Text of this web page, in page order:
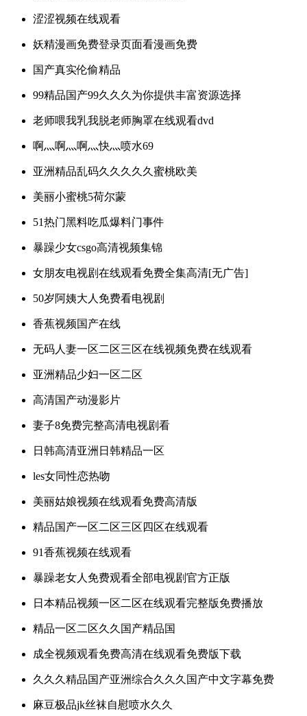
涩涩视频在线观看
妖精漫画免费登录页面看漫画免费
国产真实伦偷精品
99精品国产99久久久为你提供丰富资源选择
老师喂我乳我脱老师胸罩在线观看dvd
啊灬啊灬啊灬快灬喷水69
亚洲精品乱码久久久久久蜜桃欧美
美丽小蜜桃5荷尔蒙
51热门黑料吃瓜爆料门事件
暴躁少女csgo高清视频集锦
女朋友电视剧在线观看免费全集高清[无广告]
50岁阿姨大人免费看电视剧
香蕉视频国产在线
无码人妻一区二区三区在线视频免费在线观看
亚洲精品少妇一区二区
高清国产动漫影片
妻子8免费完整高清电视剧看
日韩高清亚洲日韩精品一区
les女同性恋热吻
美丽姑娘视频在线观看免费高清版
精品国产一区二区三区四区在线观看
91香蕉视频在线观看
暴躁老女人免费观看全部电视剧官方正版
日本精品视频一区二区在线观看完整版免费播放
精品一区二区久久国产精品国
成全视频观看免费高清在线观看免费版下载
久久久精品国产亚洲综合久久久国产中文字幕免费
麻豆极品jk丝袜自慰喷水久久